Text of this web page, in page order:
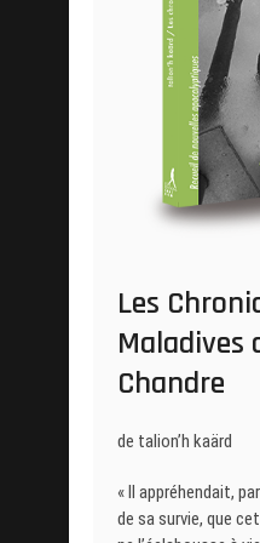
Les
Maladives
Chandre
de talion’h kaärd
« Il appréhendait,
de sa survie, que